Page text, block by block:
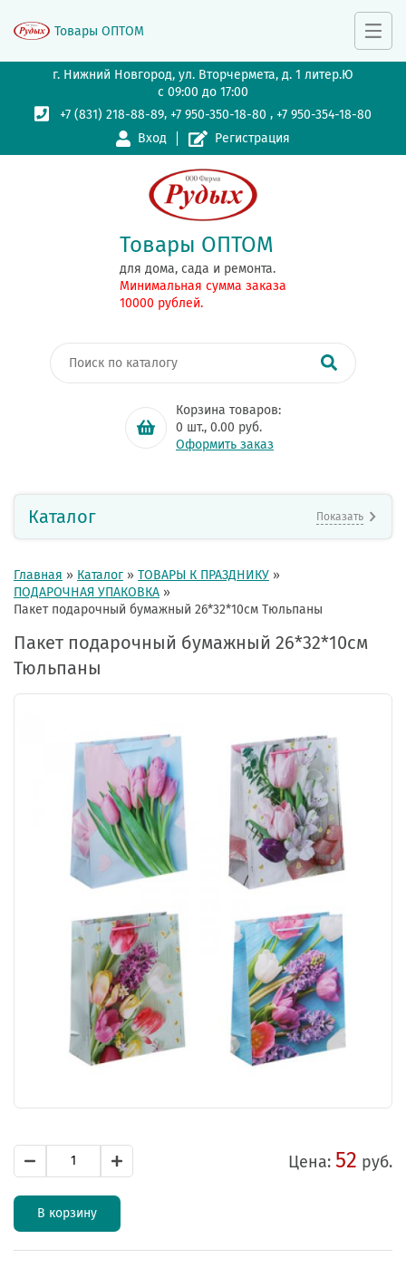
г. Нижний Новгород, ул. Вторчермета, д. 1 литер.Ю
с 09:00 до 17:00
+7 (831) 218-88-89,+7 950-350-18-80 ,+7 950-354-18-80
Вход
Регистрация
Товары ОПТОМ
для дома, сада и ремонта.
Минимальная сумма заказа
10000 рублей.
Корзина товаров:
0 шт., 0.00 руб.
Оформить заказ
Товары ОПТОМ
Каталог Показать
Главная » Каталог » ТОВАРЫ К ПРАЗДНИКУ »
ПОДАРОЧНАЯ УПАКОВКА »
Пакет подарочный бумажный 26*32*10см Тюльпаны
Пакет подарочный бумажный 26*32*10см
Тюльпаны
Цена: 52 руб.
В корзину